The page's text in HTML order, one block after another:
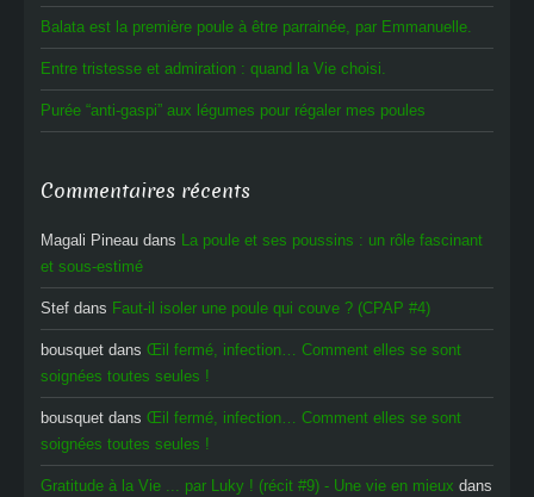
Balata est la première poule à être parrainée, par Emmanuelle.
Entre tristesse et admiration : quand la Vie choisi.
Purée “anti-gaspi” aux légumes pour régaler mes poules
Commentaires récents
Magali Pineau dans La poule et ses poussins : un rôle fascinant
et sous-estimé
Stef dans Faut-il isoler une poule qui couve ? (CPAP #4)
bousquet dans Œil fermé, infection… Comment elles se sont
soignées toutes seules !
bousquet dans Œil fermé, infection… Comment elles se sont
soignées toutes seules !
Gratitude à la Vie ... par Luky ! (récit #9) - Une vie en mieux dans